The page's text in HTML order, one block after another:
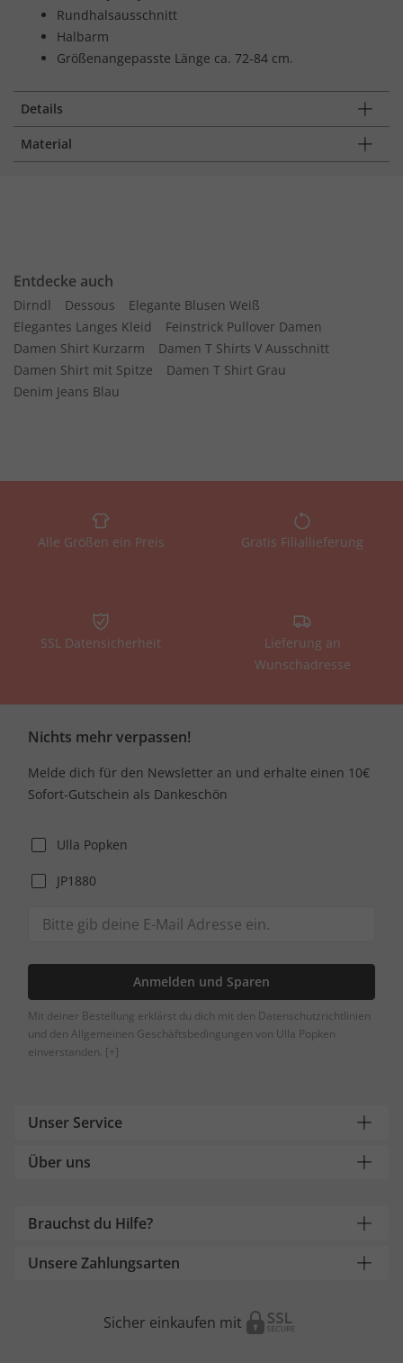
Rundhalsausschnitt
Halbarm
Größenangepasste Länge ca. 72-84 cm.
Details
Material
Entdecke auch
Dirndl Dessous
Elegante Blusen Weiß
Elegantes Langes Kleid
Feinstrick Pullover Damen
Damen Shirt Kurzarm
Damen T Shirts V Ausschnitt
Damen Shirt mit Spitze
Damen T Shirt Grau
Denim Jeans Blau
Alle Größen ein Preis Gratis Filiallieferung
SSL Datensicherheit
Lieferung an
Wunschadresse
Nichts mehr verpassen!
Melde dich für den Newsletter an und erhalte einen 10€
Sofort-Gutschein als Dankeschön
Ulla Popken
JP1880
Anmelden und Sparen
Mit deiner Bestellung erklärst du dich mit den Datenschutzrichtlinien
und den Allgemeinen Geschäftsbedingungen von Ulla Popken
einverstanden. [+]
Unser Service
Über uns
Brauchst du Hilfe?
Unsere Zahlungsarten
Sicher einkaufen mit